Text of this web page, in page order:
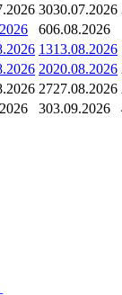
3030.07.2026
606.08.2026
1313.08.2026
2020.08.2026
2727.08.2026
303.09.2026